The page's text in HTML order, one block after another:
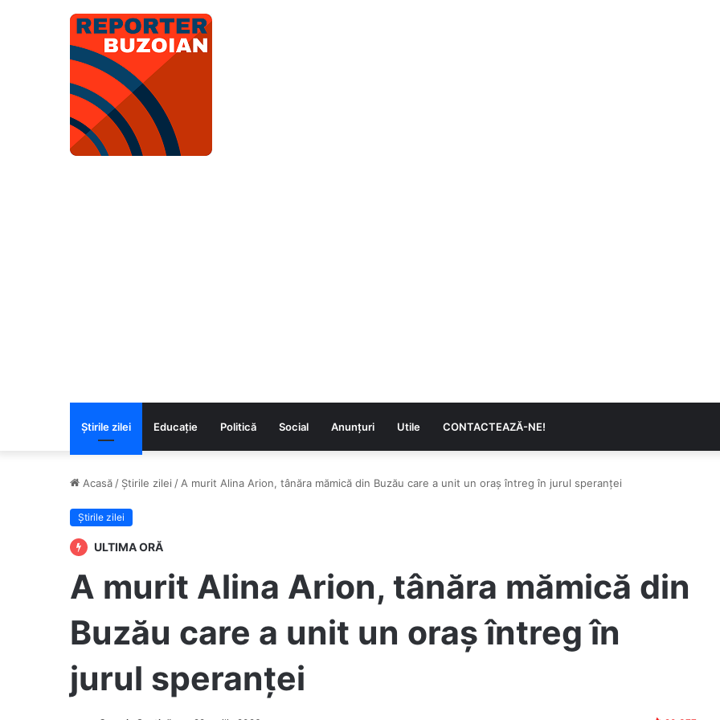
Știrile zilei Educaţie Politică Social Anunțuri Utile CONTACTEAZĂ-NE!
Acasă / Știrile zilei / A murit Alina Arion, tânăra mămică din Buzău care a unit un oraș întreg în jurul speranței
Știrile zilei
ULTIMA ORĂ
A murit Alina Arion, tânăra mămică din
Buzău care a unit un oraș întreg în
jurul speranței